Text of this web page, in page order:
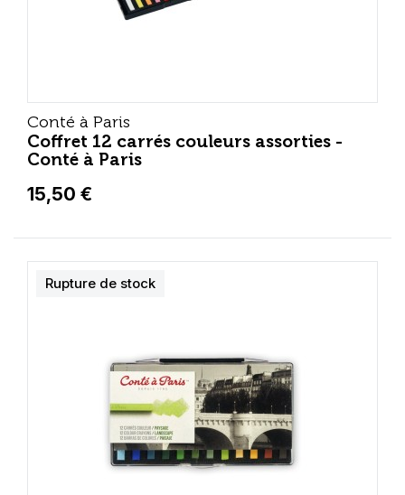
Conté à Paris
Coffret 12 carrés couleurs assorties -
Conté à Paris
15,50 €
Rupture de stock